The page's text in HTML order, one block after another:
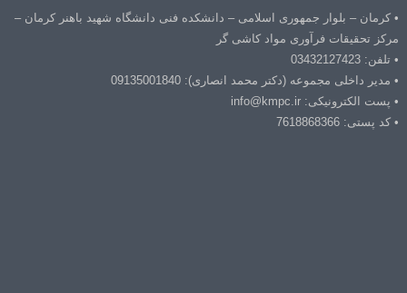
• کرمان – بلوار جمهوری اسلامی – دانشکده فنی دانشگاه شهید باهنر کرمان –
مرکز تحقیقات فرآوری مواد کاشی گر
• تلفن: 03432127423
• مدیر داخلی مجموعه (دکتر محمد انصاری): 09135001840
• پست الکترونیکی: info@kmpc.ir
• کد پستی: 7618868366